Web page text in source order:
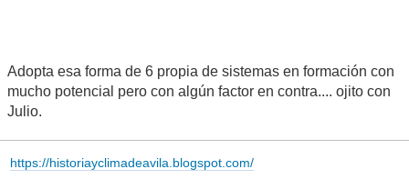
Adopta esa forma de 6 propia de sistemas en formación con
mucho potencial pero con algún factor en contra.... ojito con
Julio.
https://historiayclimadeavila.blogspot.com/